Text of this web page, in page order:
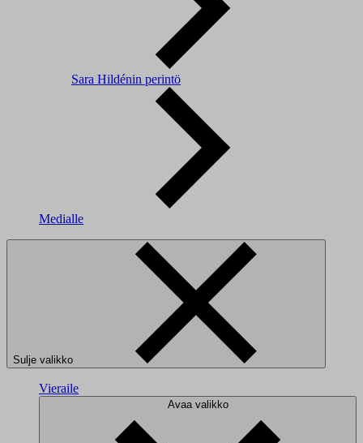
Sara Hildénin perintö
Medialle
Sulje valikko
Vieraile
Avaa valikko